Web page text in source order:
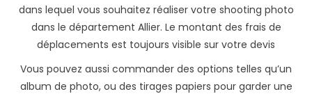
dans lequel vous souhaitez réaliser votre shooting photo
dans le département Allier. Le montant des frais de
déplacements est toujours visible sur votre devis
Vous pouvez aussi commander des options telles qu’un
album de photo, ou des tirages papiers pour garder une